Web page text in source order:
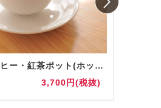
【追加】コーヒー・紅茶ポット(ホット・アイス) 陶器/グラス提供
3,700円(税抜)